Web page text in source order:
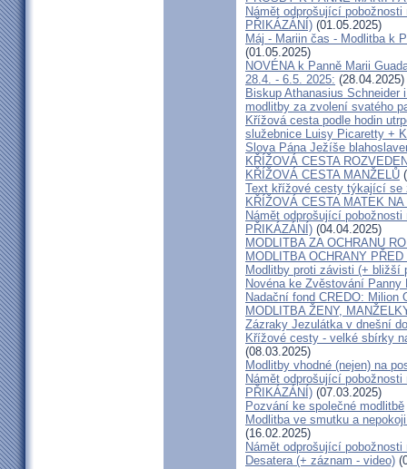
Námět odprošující
PŘIKÁZÁNÍ) (01.05.2025)
Máj - Mariin čas - Modlitba k
(01.05.2025)
NOVÉNA k Panně Marii
28.4. - 6.5. 2025: (28.04.2025)
Biskup Athanasius Schneider
modlitby za zvolení svatého
Křížová cesta podle hodin
služebnice Luisy Picaretty +
Slova Pána Ježíše
KŘÍŽOVÁ CESTA
KŘÍŽOVÁ CESTA MANŽELŮ
Text křížové cesty týkající se
KŘÍŽOVÁ CESTA MATEK
Námět odprošující
PŘIKÁZÁNÍ) (04.04.2025)
MODLITBA ZA OCHRANU
MODLITBA OCHRANY
Modlitby proti závisti (+ bližší
Novéna ke Zvěstování Panny
Nadační fond CREDO: Milion
MODLITBA ŽENY,
Zázraky Jezulátka v dnešní
Křížové cesty - velké sbírky
(08.03.2025)
Modlitby vhodné (nejen) na
Námět odprošující
PŘIKÁZÁNÍ) (07.03.2025)
Pozvání ke společné modlitbě
Modlitba ve smutku a
(16.02.2025)
Námět odprošující
Desatera (+ záznam - video)